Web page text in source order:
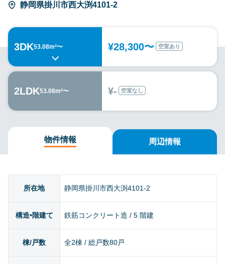
静岡県掛川市西大渕4101-2
3DK53.08m²〜 ¥28,300〜 空室あり
2LDK53.08m²〜 ¥- 空室なし
物件情報 周辺情報
所在地 静岡県掛川市西大渕4101-2
構造•階建て 鉄筋コンクリート造 / 5 階建
棟/戸数 全2棟 / 総戸数80戸